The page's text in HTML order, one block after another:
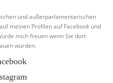
und außerparlamentarischen
meinen Profilen auf Facebook und
mich freuen wenn Sie dort
würden.